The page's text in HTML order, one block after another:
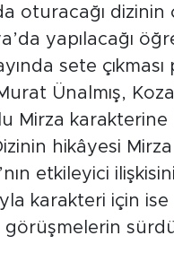
oturacağı dizinin
yapılacağı
sete
Ünalmış,
Mirza
hikâyesi
etkileyici
karakteri için ise
görüşmelerin